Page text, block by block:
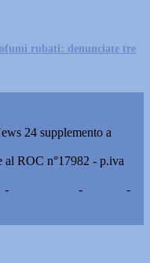
rubati: denunciate tre
24 supplemento a
al ROC n°17982 - p.iva
- -
-